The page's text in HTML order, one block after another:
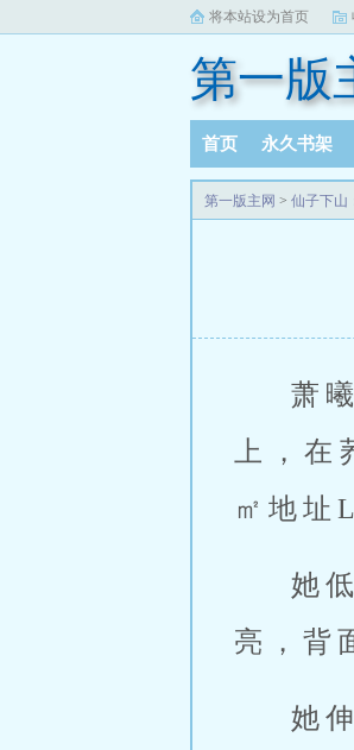
将本站设为首页
第一版
首页 永久书架
书库榜单 完本小
第一版主网 > 仙子下山
萧
上，
㎡地址
她低
亮，背
她